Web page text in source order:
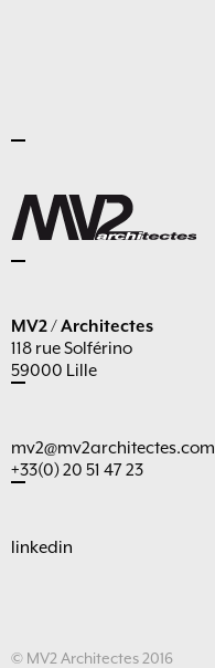
MV2 / Architectes
118 rue Solférino
59000 Lille
mv2@mv2architectes.com
+33(0) 20 51 47 23
linkedin
© MV2 Architectes 2016